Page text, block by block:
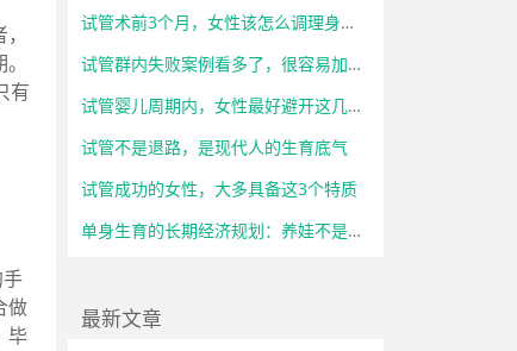
有
做
毕
试管术前3个月，女性该怎么调理身体？
试管群内失败案例看多了，很容易加重心理负担
试管婴儿周期内，女性最好避开这几类高强度工作
试管不是退路，是现代人的生育底气
试管成功的女性，大多具备这3个特质
单身生育的长期经济规划：养娃不是一时冲动，而是长远考量
最新文章